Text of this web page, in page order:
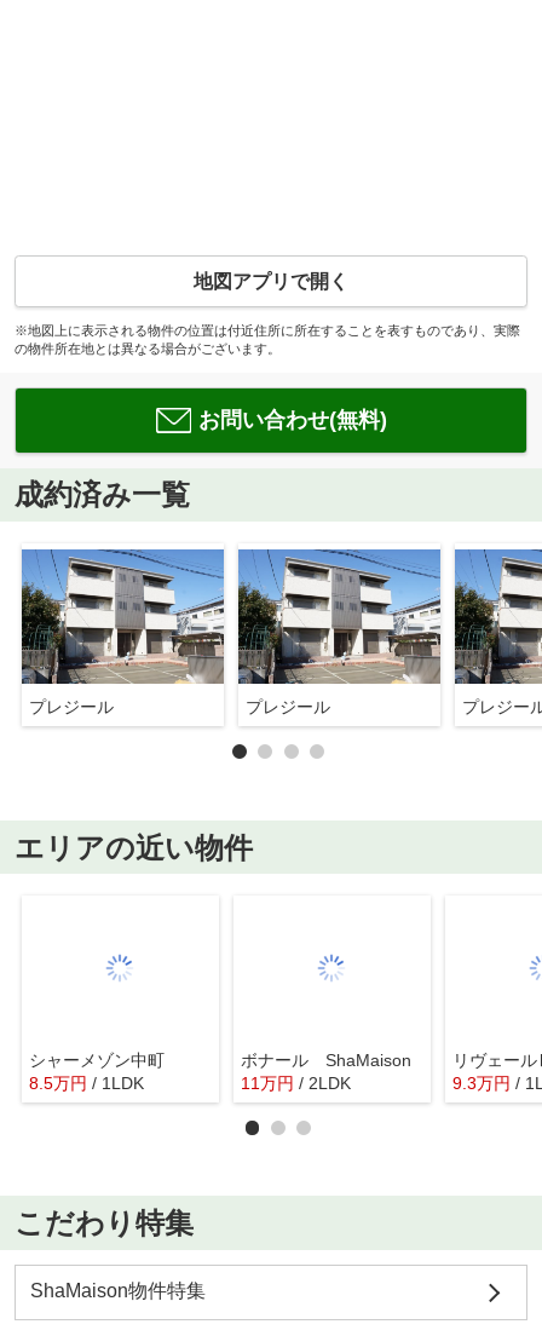
地図アプリで開く
※地図上に表示される物件の位置は付近住所に所在することを表すものであり、実際
の物件所在地とは異なる場合がございます。
お問い合わせ(無料)
成約済み一覧
プレジール プレジール プレジー
エリアの近い物件
シャーメゾン中町
8.5万円 / 1LDK
ボナール ShaMaison
11万円 / 2LDK 9.3万円 /
こだわり特集
ShaMaison物件特集